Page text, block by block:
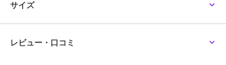
実際の商品と色や仕様が異なる場合がありますので、予め御了承くだ
この商品は、不良品のみ返品を承ります
サイズ
レビュー・口コミ